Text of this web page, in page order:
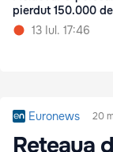
pierdut 150.000
13 Iul. 17:46
Euronews 20
Rețeaua